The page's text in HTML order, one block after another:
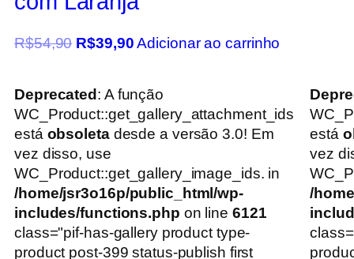
R$54,90 R$39,90 Adicionar ao carrinho
Deprecated: A função
WC_Product::get_gallery_attachment_ids
está obsoletadesde a versão 3.0! Em
vez disso, use
WC_Product::get_gallery_image_ids. in
/home/jsr3o16p/public_html/wp-
includes/functions.php on line 6121
class="pif-has-gallery product type-
product post-399 status-publish first
está
vez
/